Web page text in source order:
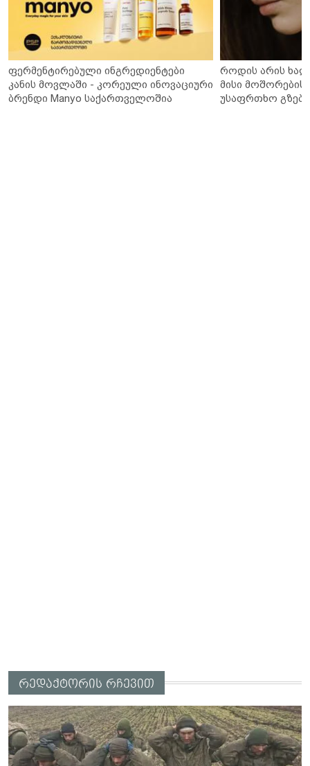
ფერმენტირებული ინგრედიენტები
კანის მოვლაში - კორეული ინოვაციური
ბრენდი Manyo საქართველოშია
როდის არის
მისი მოშორების
უსაფრთხო გზები
რედაქტორის რჩევით